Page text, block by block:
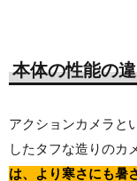
本体の性能の
アクションカメラと
したタフな造りのカ
は、より寒さにも暑